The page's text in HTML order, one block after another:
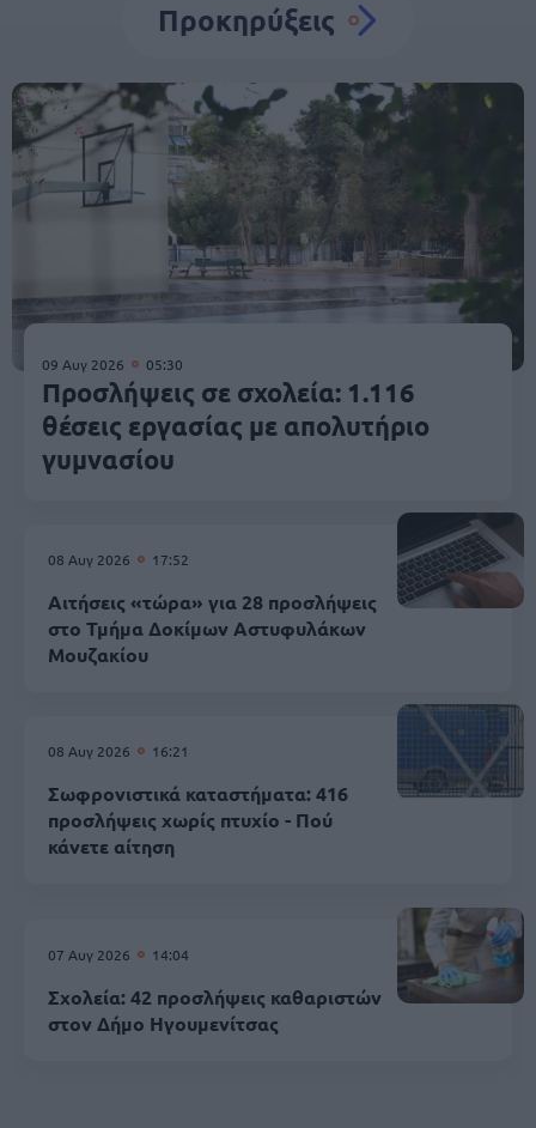
Προκηρύξεις
09 Αυγ 2026 05:30
Προσλήψεις σε σχολεία: 1.116
θέσεις εργασίας με απολυτήριο
γυμνασίου
08 Αυγ 2026 17:52
Αιτήσεις «τώρα» για 28 προσλήψεις
στο Τμήμα Δοκίμων Αστυφυλάκων
Mουζακίου
08 Αυγ 2026 16:21
Σωφρονιστικά καταστήματα: 416
προσλήψεις χωρίς πτυχίο - Πού
κάνετε αίτηση
07 Αυγ 2026 14:04
Σχολεία: 42 προσλήψεις καθαριστών
στον Δήμο Ηγουμενίτσας